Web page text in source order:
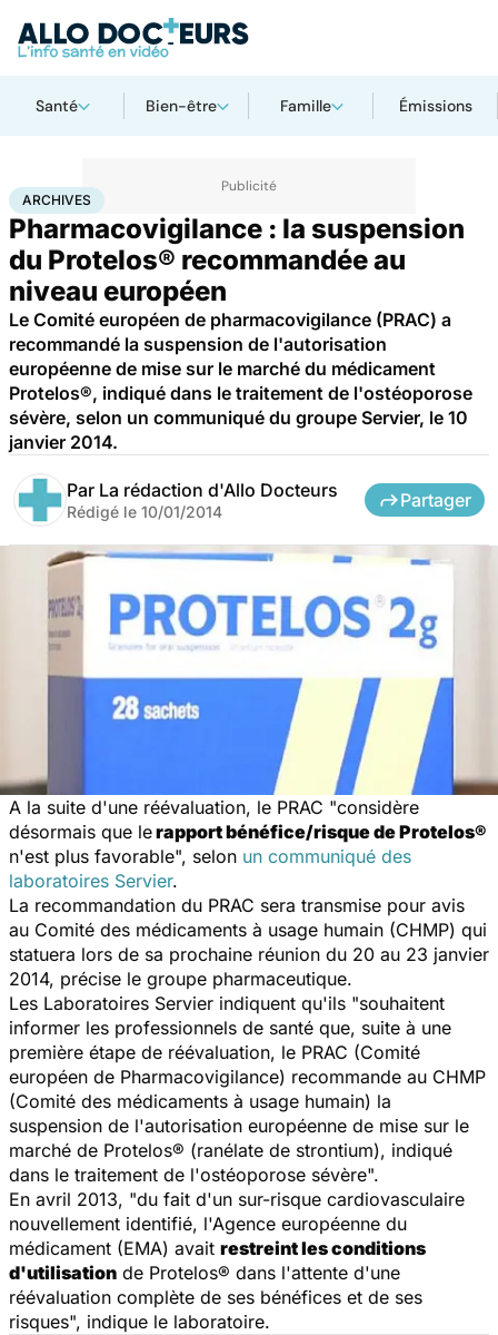
Santé Bien-être Famille Émissions
AccueilSantéArchives
ARCHIVES
Pharmacovigilance : la suspension
du Protelos® recommandée au
niveau européen
Le Comité européen de pharmacovigilance (PRAC) a
recommandé la suspension de l'autorisation
européenne de mise sur le marché du médicament
Protelos®, indiqué dans le traitement de l'ostéoporose
sévère, selon un communiqué du groupe Servier, le 10
janvier 2014.
Par La rédaction d'Allo Docteurs
Rédigé le 10/01/2014
Partager
A la suite d'une réévaluation, le PRAC "considère
désormais que lerapport bénéfice/risque de Protelos®
n'est plus favorable", selon un communiqué des
laboratoires Servier.
La recommandation du PRAC sera transmise pour avis
au Comité des médicaments à usage humain (CHMP) qui
statuera lors de sa prochaine réunion du 20 au 23 janvier
2014, précise le groupe pharmaceutique.
Les Laboratoires Servier indiquent qu'ils "souhaitent
informer les professionnels de santé que, suite à une
première étape de réévaluation, le PRAC (Comité
européen de Pharmacovigilance) recommande au CHMP
(Comité des médicaments à usage humain) la
suspension de l'autorisation européenne de mise sur le
marché de Protelos® (ranélate de strontium), indiqué
dans le traitement de l'ostéoporose sévère".
En avril 2013, "du fait d'un sur-risque cardiovasculaire
nouvellement identifié, l'Agence européenne du
médicament (EMA) avait restreint les conditions
d'utilisation de Protelos® dans l'attente d'une
réévaluation complète de ses bénéfices et de ses
risques", indique le laboratoire.